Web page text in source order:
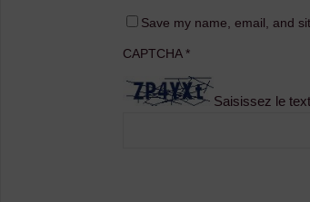
Save my name, email, and
CAPTCHA*
Saisissez le